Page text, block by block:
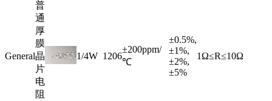
General
普
通
厚
膜
晶
片
电
阻
1/4W 1206
±200ppm/
℃
±0.5%,
±1%,
±2%,
±5%
1Ω≤R≤10Ω